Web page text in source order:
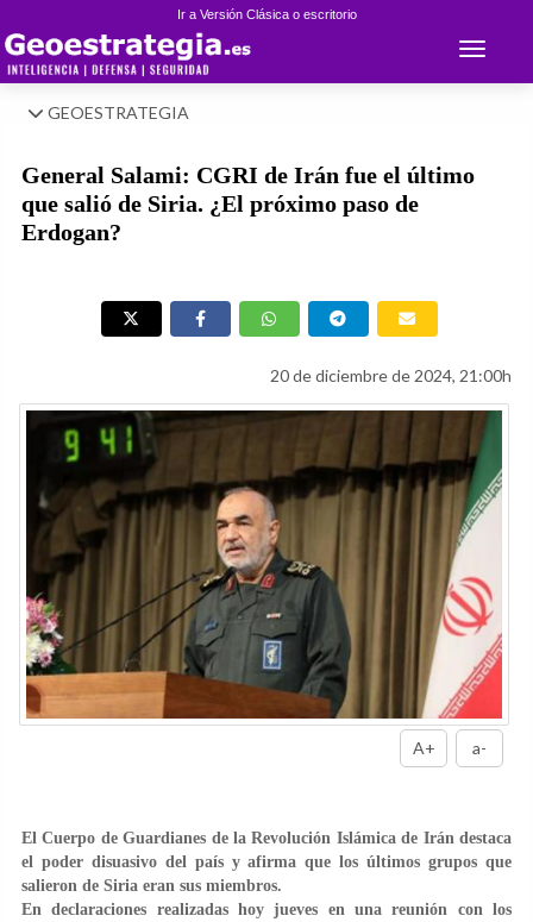
Ir a Versión Clásica o escritorio
Toggle
GEOESTRATEGIA
General Salami: CGRI de Irán fue el último
que salió de Siria. ¿El próximo paso de
Erdogan?
20 de diciembre de 2024, 21:00h
A+ a-
El Cuerpo de Guardianes de la Revolución Islámica de Irán destaca
el poder disuasivo del país y afirma que los últimos grupos que
salieron de Siria eran sus miembros.
En declaraciones realizadas hoy jueves en una reunión con los